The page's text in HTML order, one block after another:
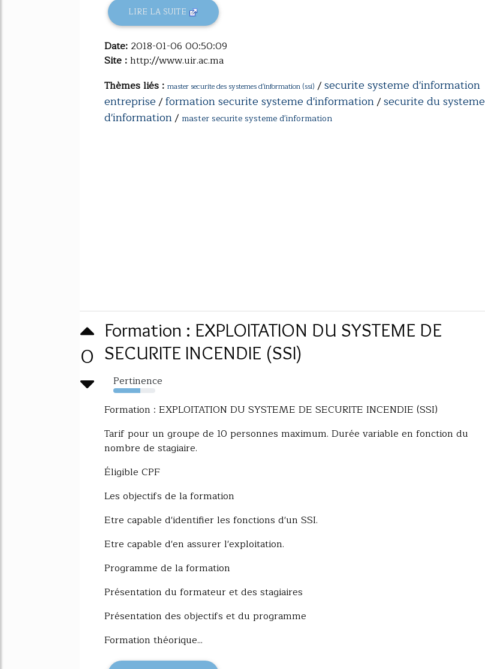
LIRE LA SUITE
Date: 2018-01-06 00:50:09
Site :http://www.uir.ac.ma
Thèmes liés : master securite des systemes d'information (ssi) /securite systeme d'information
entreprise/formation securite systeme d'information/securite du systeme
d'information/ master securite systeme d'information
0
Formation : EXPLOITATION DU SYSTEME DE
SECURITE INCENDIE (SSI)
Pertinence
64%
Formation : EXPLOITATION DU SYSTEME DE SECURITE INCENDIE (SSI)
Tarif pour un groupe de 10 personnes maximum. Durée variable en fonction du
nombre de stagiaire.
Éligible CPF
Les objectifs de la formation
Etre capable d'identifier les fonctions d'un SSI.
Etre capable d'en assurer l'exploitation.
Programme de la formation
Présentation du formateur et des stagiaires
Présentation des objectifs et du programme
Formation théorique...